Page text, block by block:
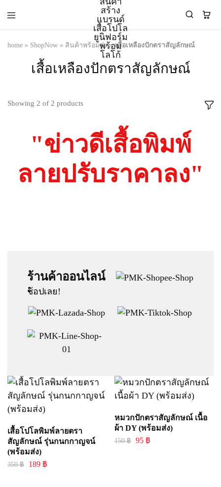
PMK
Polomaker
สินค้า
สร้าง
ยูนิฟอร์ม
พร้อม
โลโก้
ผู้
ผลิต
ยูนิฟอร์ม
บริษัท
อุตสาหกรรม
เขียว
ระดับ
ที่2
home » ShopNow » สินค้าพร้อมส่ง»เสื้อเหลืองปักตราสัญลักษณ์
เสื้อเหลืองปักตราสัญลักษณ์
Showing 2 of 2 products
"ข่าวดีเสื้อพิมพ์
ลายปรับราคาลง"
ร้านค้าออนไลน์
:
ช้อปเลย!
เสื้อโปโลพิมพ์ลายตรา
สัญลักษณ์ รุ่นกนกกาญจน์
(พร้อมส่ง)
350฿ 189 ฿
หมวกปักตราสัญลักษณ์ เนื้อ
ผ้า DY (พร้อมส่ง)
150฿ 95 ฿